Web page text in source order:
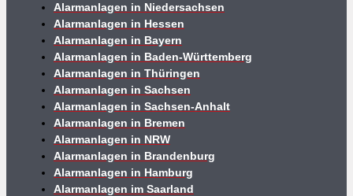
Alarmanlagen in Niedersachsen
Alarmanlagen in Hessen
Alarmanlagen in Bayern
Alarmanlagen in Baden-Württemberg
Alarmanlagen in Thüringen
Alarmanlagen in Sachsen
Alarmanlagen in Sachsen-Anhalt
Alarmanlagen in Bremen
Alarmanlagen in NRW
Alarmanlagen in Brandenburg
Alarmanlagen in Hamburg
Alarmanlagen im Saarland